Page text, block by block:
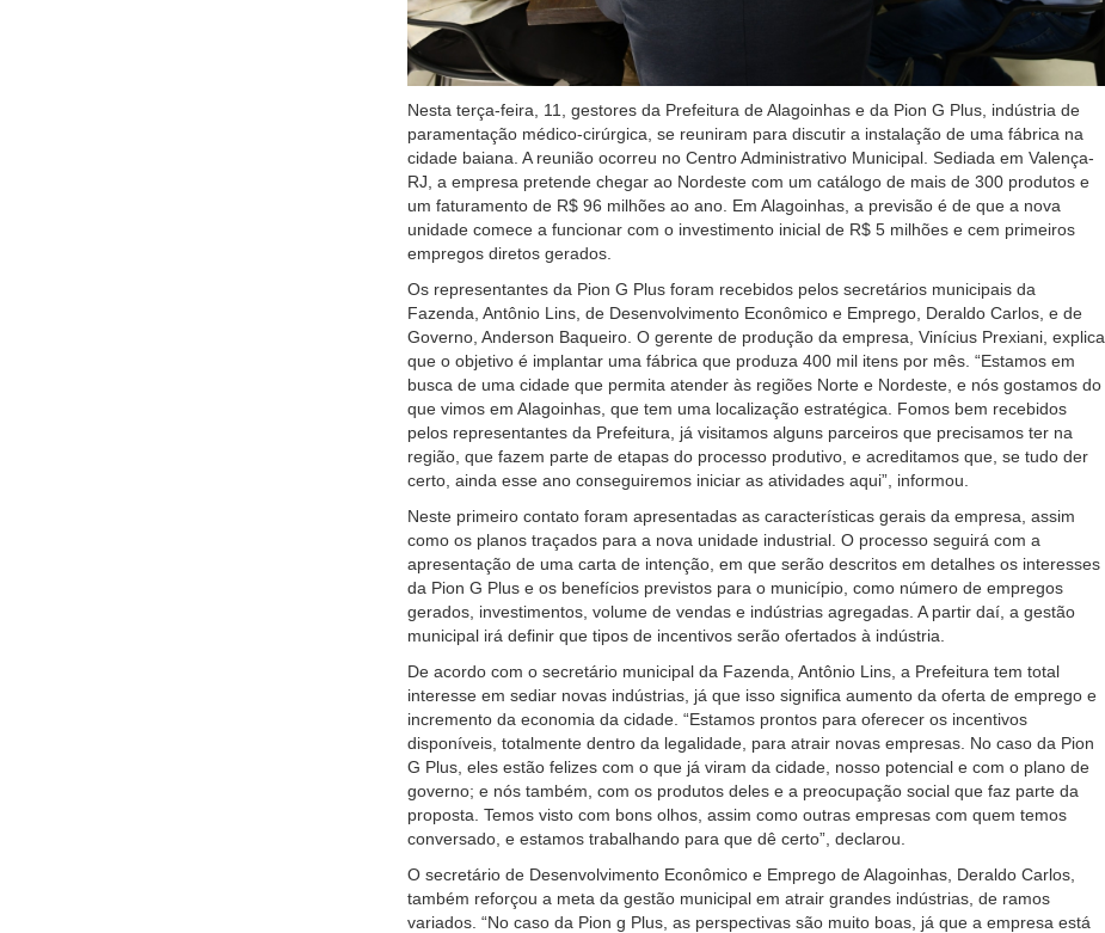
Nesta terça-feira, 11, gestores da Prefeitura de Alagoinhas e da Pion G Plus, indústria de
paramentação médico-cirúrgica, se reuniram para discutir a instalação de uma fábrica na
cidade baiana. A reunião ocorreu no Centro Administrativo Municipal. Sediada em Valença-
RJ, a empresa pretende chegar ao Nordeste com um catálogo de mais de 300 produtos e
um faturamento de R$ 96 milhões ao ano. Em Alagoinhas, a previsão é de que a nova
unidade comece a funcionar com o investimento inicial de R$ 5 milhões e cem primeiros
empregos diretos gerados.
Os representantes da Pion G Plus foram recebidos pelos secretários municipais da
Fazenda, Antônio Lins, de Desenvolvimento Econômico e Emprego, Deraldo Carlos, e de
Governo, Anderson Baqueiro. O gerente de produção da empresa, Vinícius Prexiani, explica
que o objetivo é implantar uma fábrica que produza 400 mil itens por mês. “Estamos em
busca de uma cidade que permita atender às regiões Norte e Nordeste, e nós gostamos do
que vimos em Alagoinhas, que tem uma localização estratégica. Fomos bem recebidos
pelos representantes da Prefeitura, já visitamos alguns parceiros que precisamos ter na
região, que fazem parte de etapas do processo produtivo, e acreditamos que, se tudo der
certo, ainda esse ano conseguiremos iniciar as atividades aqui”, informou.
Neste primeiro contato foram apresentadas as características gerais da empresa, assim
como os planos traçados para a nova unidade industrial. O processo seguirá com a
apresentação de uma carta de intenção, em que serão descritos em detalhes os interesses
da Pion G Plus e os benefícios previstos para o município, como número de empregos
gerados, investimentos, volume de vendas e indústrias agregadas. A partir daí, a gestão
municipal irá definir que tipos de incentivos serão ofertados à indústria.
De acordo com o secretário municipal da Fazenda, Antônio Lins, a Prefeitura tem total
interesse em sediar novas indústrias, já que isso significa aumento da oferta de emprego e
incremento da economia da cidade. “Estamos prontos para oferecer os incentivos
disponíveis, totalmente dentro da legalidade, para atrair novas empresas. No caso da Pion
G Plus, eles estão felizes com o que já viram da cidade, nosso potencial e com o plano de
governo; e nós também, com os produtos deles e a preocupação social que faz parte da
proposta. Temos visto com bons olhos, assim como outras empresas com quem temos
conversado, e estamos trabalhando para que dê certo”, declarou.
O secretário de Desenvolvimento Econômico e Emprego de Alagoinhas, Deraldo Carlos,
também reforçou a meta da gestão municipal em atrair grandes indústrias, de ramos
variados. “No caso da Pion g Plus, as perspectivas são muito boas, já que a empresa está